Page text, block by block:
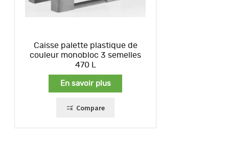
Caisse palette plastique de
couleur monobloc 3 semelles
470 L
En savoir plus
Compare